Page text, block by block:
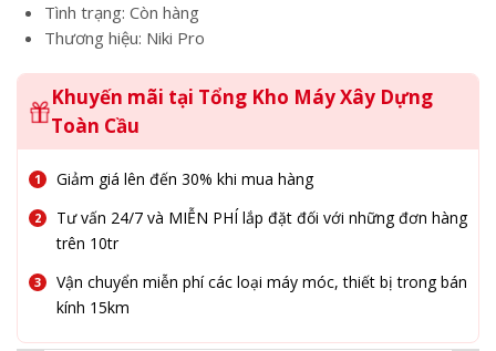
Tình trạng: Còn hàng
Thương hiệu: Niki Pro
Khuyến mãi tại Tổng Kho Máy Xây Dựng
Toàn Cầu
Giảm giá lên đến 30% khi mua hàng
Tư vấn 24/7 và MIỄN PHÍ lắp đặt đối với những đơn hàng
trên 10tr
Vận chuyển miễn phí các loại máy móc, thiết bị trong bán
kính 15km